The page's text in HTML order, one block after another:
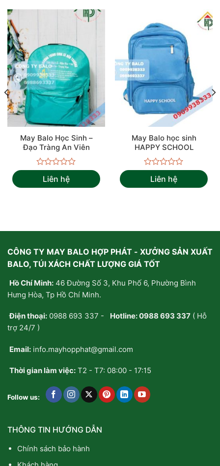
May Balo Học Sinh –
Đạo Tràng An Viên
xếp
hạng
Liên hệ
May Balo học sinh
HAPPY SCHOOL
xếp
hạng
Liên hệ
CÔNG TY MAY BALO HỢP PHÁT - XƯỞNG SẢN XUẤT
BALO, TÚI XÁCH CHẤT LƯỢNG GIÁ TỐT
Hồ Chí Minh: 46 Đường Số 3, Khu Phố 6, Phường Bình
Hưng Hòa, Tp Hồ Chí Minh.
Điện thoại: 0988 693 337 - Hotline:0988 693 337 ( Hỗ
trợ 24/7 )
Email: info.mayhopphat@gmail.com
Thời gian làm việc: T2 - T7: 08:00 - 17:15
Follow us:
THÔNG TIN HƯỚNG DẪN
Chính sách bảo hành